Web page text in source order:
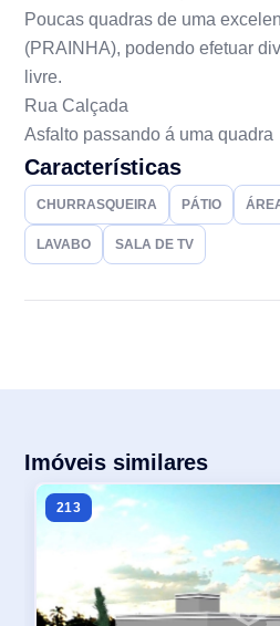
Poucas quadras de uma
(PRAINHA), podendo efetuar
livre.
Rua Calçada
Asfalto passando á uma quadra
Características
CHURRASQUEIRA PÁTIO
LAVABO SALA DE TV
Imóveis similares
213